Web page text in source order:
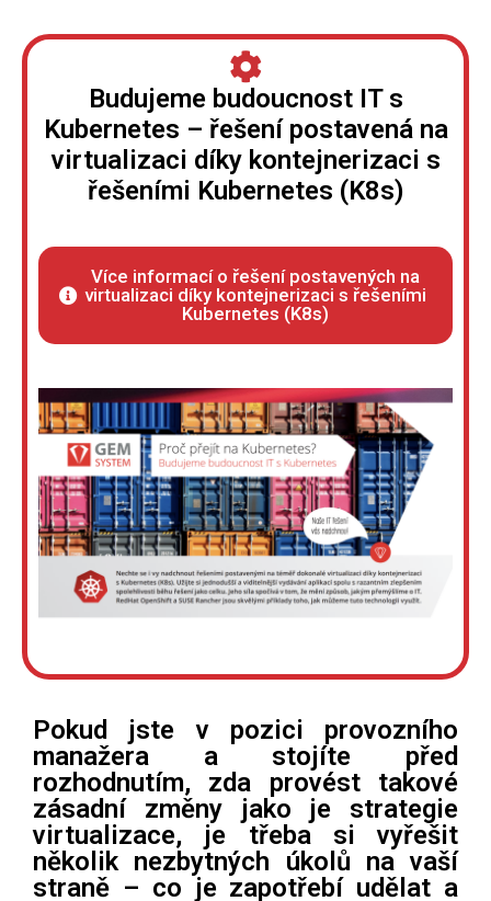
Budujeme budoucnost IT s
Kubernetes – řešení postavená na
virtualizaci díky kontejnerizaci s
řešeními Kubernetes (K8s)
Více informací o řešení postavených na
virtualizaci díky kontejnerizaci s řešeními
Kubernetes (K8s)
Pokud jste v pozici provozního
manažera a stojíte před
rozhodnutím, zda provést takové
zásadní změny jako je strategie
virtualizace, je třeba si vyřešit
několik nezbytných úkolů na vaší
straně – co je zapotřebí udělat a